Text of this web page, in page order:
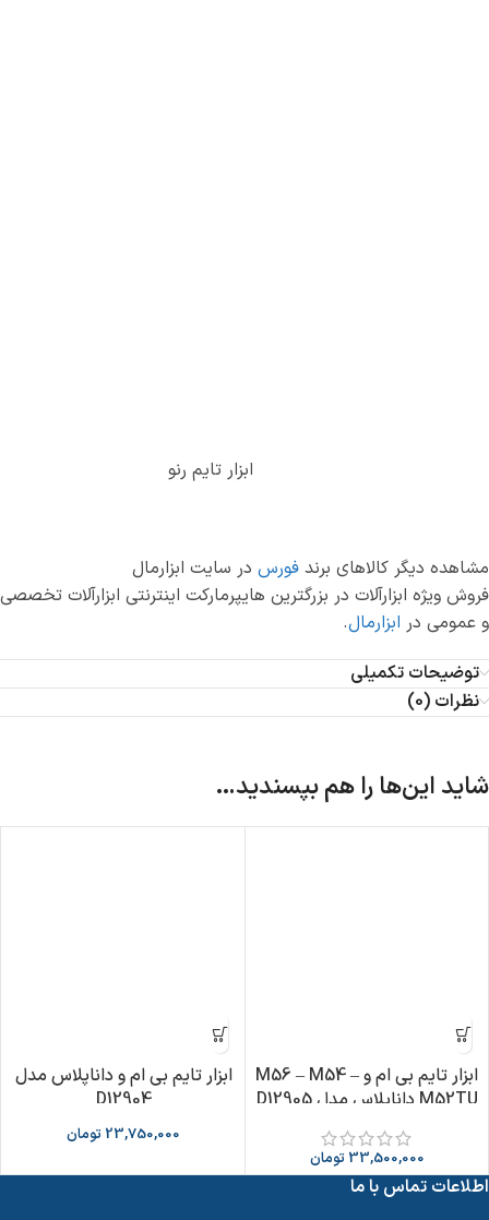
ابزار تایم رنو
مشاهده دیگر کالاهای برند فورس در سایت ابزارمال
فروش ویژه ابزارآلات در بزرگترین هایپرمارکت اینترنتی ابزارآلات تخصصی
و عمومی در ابزارمال.
توضیحات تکمیلی
نظرات (0)
شاید این‌ها را هم بپسندید…
ابزار تایم بی ام و M56 – M54 –
M52TU داناپلاس مدل D12905
33,500,000 تومان
ابزار تایم بی ام و داناپلاس مدل
D12904
23,750,000 تومان
اطلاعات تماس با ما